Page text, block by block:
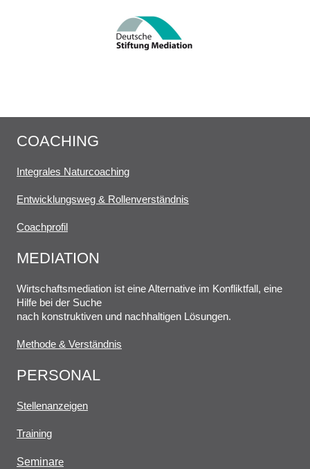
COACHING
Integrales Naturcoaching
Entwicklungsweg & Rollenverständnis
Coachprofil
MEDIATION
Wirtschaftsmediation ist eine Alternative im Konfliktfall, eine
Hilfe bei der Suche
nach konstruktiven und nachhaltigen Lösungen.
Methode & Verständnis
PERSONAL
Stellenanzeigen
Training
Seminare